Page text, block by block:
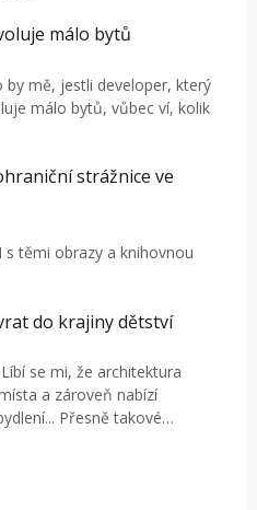
málo bytů
by mě, jestli developer, který
málo bytů, vůbec ví, kolik
strážnice ve
s těmi obrazy a knihovnou
do krajiny dětství
se mi, že architektura
a zároveň nabízí
Přesně takové…